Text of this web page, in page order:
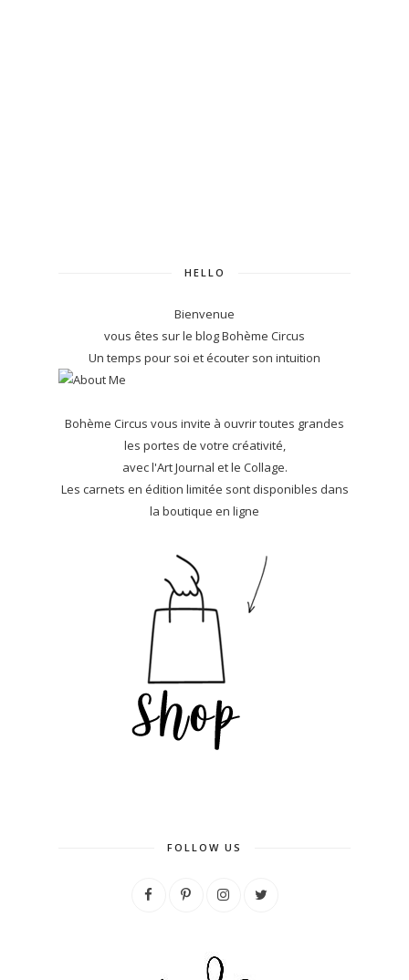
HELLO
Bienvenue
vous êtes sur le blog Bohème Circus
Un temps pour soi et écouter son intuition
Bohème Circus vous invite à ouvrir toutes grandes
les portes de votre créativité,
avec l'Art Journal et le Collage.
Les carnets en édition limitée sont disponibles dans
la boutique en ligne
FOLLOW US